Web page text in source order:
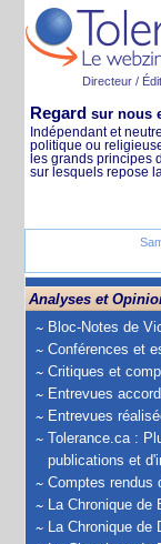
Directeur /
Regard sur nous
Indépendant et
politique ou
les grands principes
sur lesquels repose
Analyses et
Bloc-Notes de
Conférences et
Critiques et
Entrevues
Entrevues
Tolerance.ca :
publications et
Comptes rendus
La Chronique de
La Chronique de